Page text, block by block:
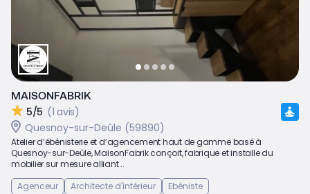
MAISONFABRIK
5/5 (1 avis)
Quesnoy-sur-Deûle (59890)
Atelier d’ébénisterie et d’agencement haut de gamme basé à
Quesnoy-sur-Deûle, MaisonFabrik conçoit, fabrique et installe du
mobilier sur mesure alliant...
Agenceur
Architecte d'intérieur Ebéniste